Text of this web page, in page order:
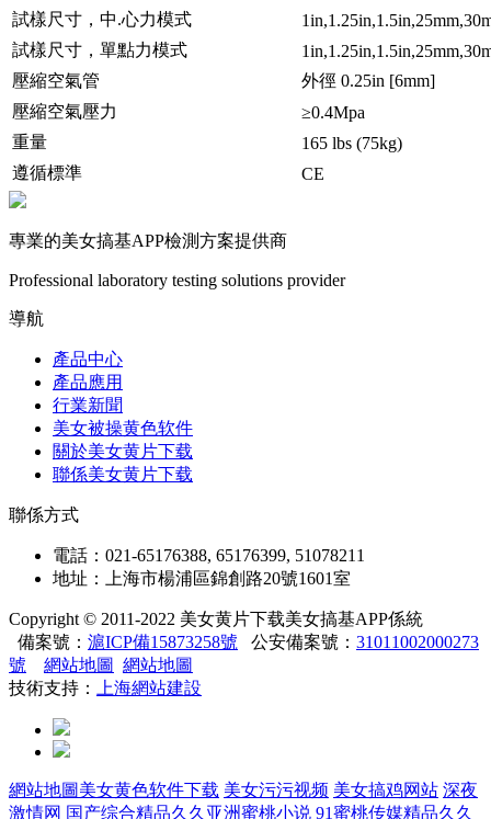
試樣尺寸，中.心力模式
試樣尺寸，單點力模式
壓縮空氣管
外徑 0.25in [6mm]
壓縮空氣壓力
≥0.4Mpa
重量
165 lbs (75kg)
遵循標準
CE
專業的美女搞基APP檢測方案提供商
Professional laboratory testing solutions provider
導航
產品中心
產品應用
行業新聞
美女被操黄色软件
關於美女黄片下载
聯係美女黄片下载
聯係方式
電話：021-65176388, 65176399, 51078211
地址：上海市楊浦區錦創路20號1601室
Copyright © 2011-2022 美女黄片下载美女搞基APP係統
備案號： 滬ICP備15873258號 公安備案號： 31011002000273
號
網站地圖
網站地圖
技術支持：
上海網站建設
網站地圖 美女黄色软件下载 美女污污视频 美女搞鸡网站 深夜
激情网 国产综合精品久久亚洲蜜桃小说 91蜜桃传媒精品久久